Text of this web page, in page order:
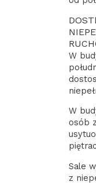
W
W
osób
Sale
z